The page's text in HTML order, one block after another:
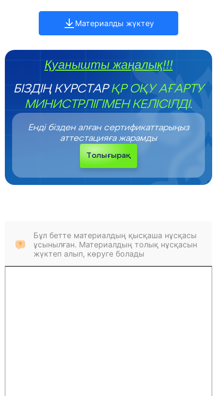
Материалды жүктеу
Қуанышты жаңалық!!!
БІЗДІҢ КУРСТАРҚР ОҚУ АҒАРТУ
МИНИСТРЛІГІМЕН КЕЛІСІЛДІ.
Енді бізден алған сертификаттарыңыз
аттестацияға жарамды
Толығырақ
Бұл бетте материалдың қысқаша нұсқасы
ұсынылған. Материалдың толық нұсқасын
жүктеп алып, көруге болады